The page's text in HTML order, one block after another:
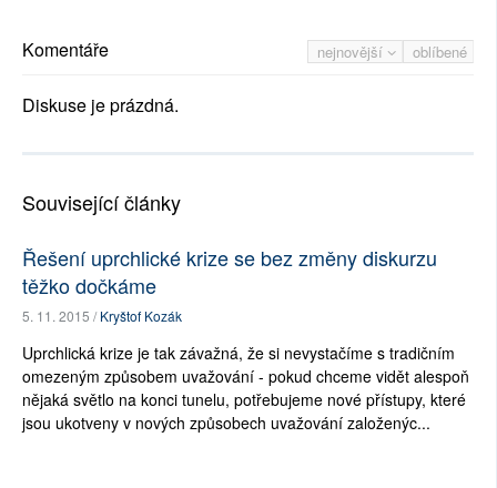
nejnovější oblíbené
Komentáře
Diskuse je prázdná.
Související články
Řešení uprchlické krize se bez změny diskurzu
těžko dočkáme
5. 11. 2015 /Kryštof Kozák
Uprchlická krize je tak závažná, že si nevystačíme s tradičním
omezeným způsobem uvažování - pokud chceme vidět alespoň
nějaká světlo na konci tunelu, potřebujeme nové přístupy, které
jsou ukotveny v nových způsobech uvažování založenýc...